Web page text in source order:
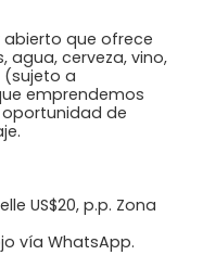
abierto que ofrece
agua, cerveza, vino,
(sujeto a
emprendemos
de
US$20, p.p. Zona
vía WhatsApp.